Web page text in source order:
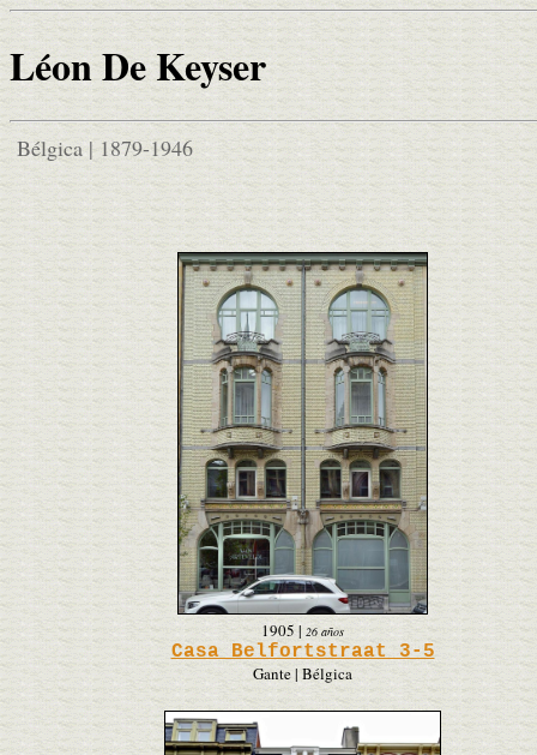
Léon De Keyser
Bélgica | 1879-1946
1905 | 26 años
Casa Belfortstraat 3-5
Gante | Bélgica